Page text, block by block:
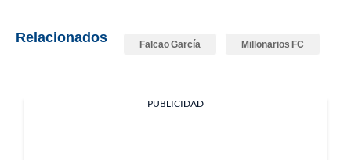
Relacionados Falcao García Millonarios FC
PUBLICIDAD